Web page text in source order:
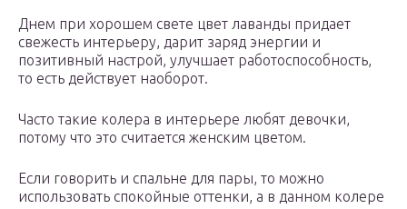
Днем при хорошем свете цвет лаванды придает
свежесть интерьеру, дарит заряд энергии и
позитивный настрой, улучшает работоспособность,
то есть действует наоборот.
Часто такие колера в интерьере любят девочки,
потому что это считается женским цветом.
Если говорить и спальне для пары, то можно
использовать спокойные оттенки, а в данном колере